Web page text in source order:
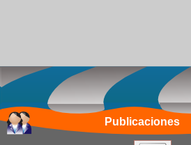
Publicaciones